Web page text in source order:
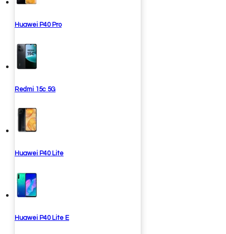
Huawei P40 Pro
Redmi 15c 5G
Huawei P40 Lite
Huawei P40 Lite E